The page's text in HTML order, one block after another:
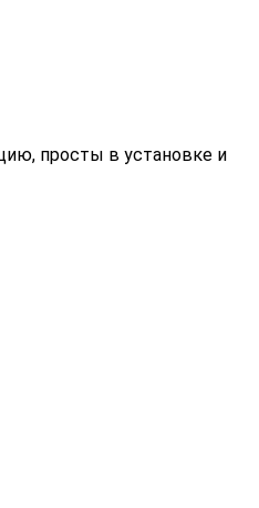
просты в установке и